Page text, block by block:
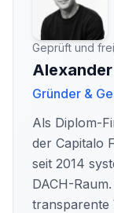
Geprüft und
Gründer &
Als Diplom-
der Capitalo
seit 2014
DACH-
transparente